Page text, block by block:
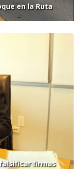
en la Ruta
firmas